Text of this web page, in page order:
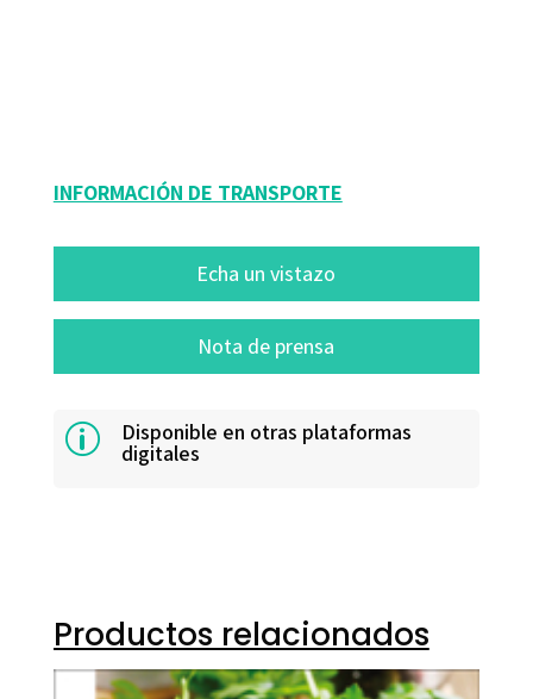
INFORMACIÓN DE TRANSPORTE
Echa un vistazo
Nota de prensa
p Disponible en otras plataformas
digitales
Productos relacionados